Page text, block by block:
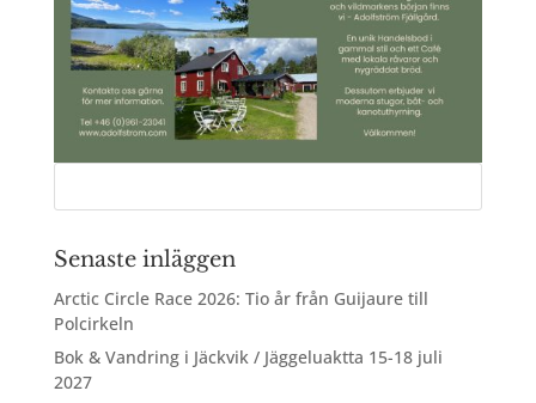
Senaste inläggen
Arctic Circle Race 2026: Tio år från Guijaure till
Polcirkeln
Bok & Vandring i Jäckvik / Jäggeluaktta 15-18 juli
2027